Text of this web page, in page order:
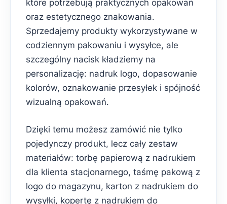
które potrzebują praktycznych opakowań
oraz estetycznego znakowania.
Sprzedajemy produkty wykorzystywane w
codziennym pakowaniu i wysyłce, ale
szczególny nacisk kładziemy na
personalizację: nadruk logo, dopasowanie
kolorów, oznakowanie przesyłek i spójność
wizualną opakowań.
Dzięki temu możesz zamówić nie tylko
pojedynczy produkt, lecz cały zestaw
materiałów: torbę papierową z nadrukiem
dla klienta stacjonarnego, taśmę pakową z
logo do magazynu, karton z nadrukiem do
wysyłki, kopertę z nadrukiem do